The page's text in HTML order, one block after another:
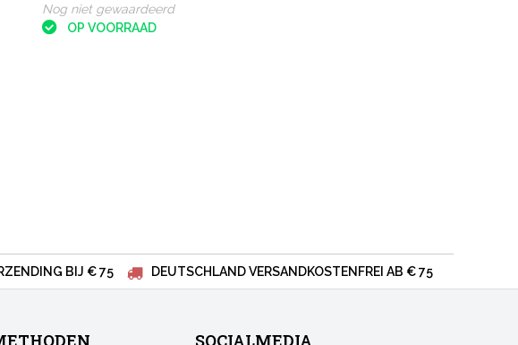
Nog niet gewaardeerd
OP VOORRAAD
BIJ € 75 DEUTSCHLAND VERSANDKOSTENFREI AB € 75